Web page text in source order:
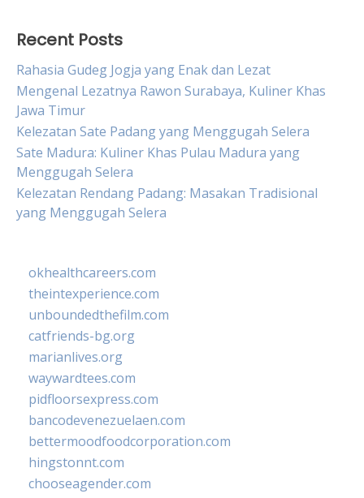
Recent Posts
Rahasia Gudeg Jogja yang Enak dan Lezat
Mengenal Lezatnya Rawon Surabaya, Kuliner Khas
Jawa Timur
Kelezatan Sate Padang yang Menggugah Selera
Sate Madura: Kuliner Khas Pulau Madura yang
Menggugah Selera
Kelezatan Rendang Padang: Masakan Tradisional
yang Menggugah Selera
okhealthcareers.com
theintexperience.com
unboundedthefilm.com
catfriends-bg.org
marianlives.org
waywardtees.com
pidfloorsexpress.com
bancodevenezuelaen.com
bettermoodfoodcorporation.com
hingstonnt.com
chooseagender.com